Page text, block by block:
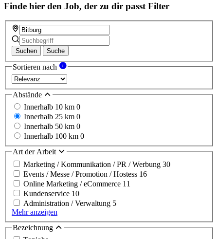
Finde hier den Job, der zu dir passt Filter
Suchen Suche
Sortieren nach
Abstände
Innerhalb 10 km 0
Innerhalb 25 km 0
Innerhalb 50 km 0
Innerhalb 100 km 0
Art der Arbeit
Marketing / Kommunikation / PR / Werbung 30
Events / Messe / Promotion / Hostess 16
Online Marketing / eCommerce 11
Kundenservice 10
Administration / Verwaltung 5
Mehr anzeigen
Bezeichnung